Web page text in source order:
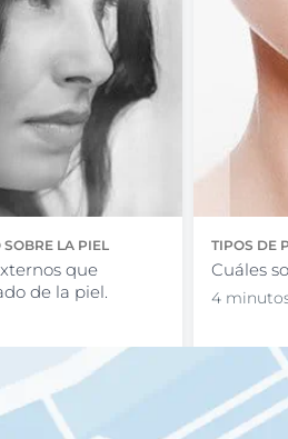
LA PIEL
que
de la piel.
TIPOS DE
Cuáles
4